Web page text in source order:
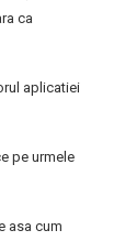
ca
aplicatiei
pe urmele
asa cum